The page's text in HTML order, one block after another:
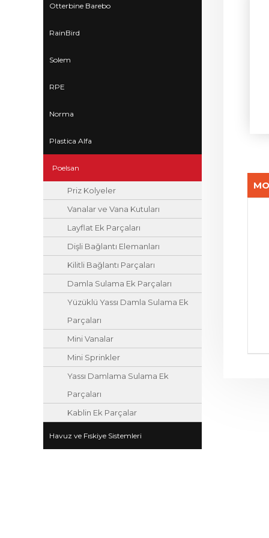
Otterbine Barebo
RainBird
Solem
RPE
Norma
Plastica Alfa
Poelsan
Priz Kolyeler
Vanalar ve Vana Kutuları
Layflat Ek Parçaları
Dişli Bağlantı Elemanları
Kilitli Bağlantı Parçaları
Damla Sulama Ek Parçaları
Yüzüklü Yassı Damla Sulama Ek
Parçaları
Mini Vanalar
Mini Sprinkler
Yassı Damlama Sulama Ek
Parçaları
Kablin Ek Parçalar
Havuz ve Fıskiye Sistemleri